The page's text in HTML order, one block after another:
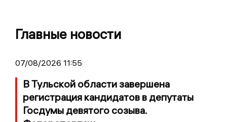
Главные новости
07/08/2026 11:55
В Тульской области завершена
регистрация кандидатов в депутаты
Госдумы девятого созыва.